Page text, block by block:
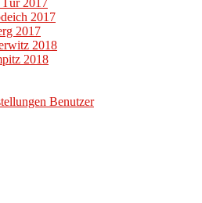
2017
2017
2017
2018
2018
Benutzer